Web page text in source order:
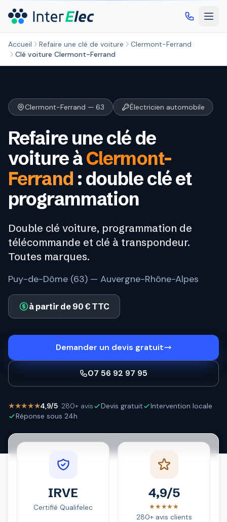
Accueil Refaire une clé de voiture
Clermont-Ferrand
Clé voiture Clermont-Ferrand
Clermont-Ferrand — 63 Électricien automobile
Refaire une clé de
voiture àClermont-
Ferrand : double clé et
programmation
Double clé voiture, programmation de
télécommande et clé à transpondeur.
Toutes marques.
Puy-de-Dôme (63) — Auvergne-Rhône-Alpes
à partir de 90 € TTC
Demander un devis gratuit
07 56 92 97 95
★★★★★4,9/5· 280+ avis Devis gratuit
Intervention locale
Réponse sous 24h
IRVE
Certifié Qualifelec
4,9/5
★★★★★
280+ avis clients